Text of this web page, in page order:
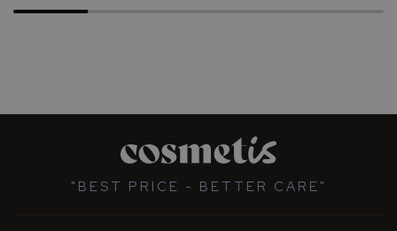
"BEST PRICE - BETTER CARE"